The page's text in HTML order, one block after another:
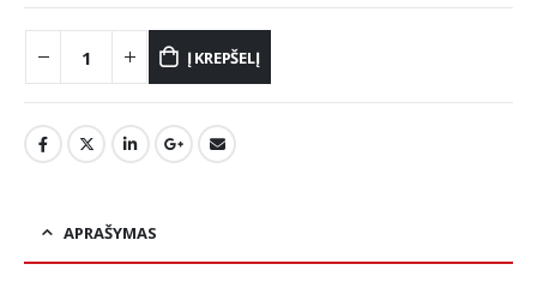
Į KREPŠELĮ
APRAŠYMAS